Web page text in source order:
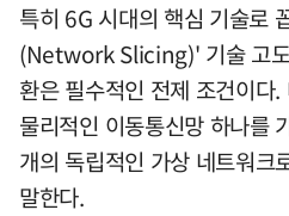
특히 6G 시대의 핵심 기술로
(Network Slicing)' 기술 고
환은 필수적인 전제 조건이다
물리적인 이동통신망 하나를
개의 독립적인 가상 네트워크
말한다.